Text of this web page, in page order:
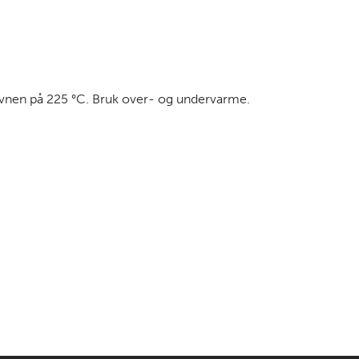
på 225 °C. Bruk over- og undervarme.